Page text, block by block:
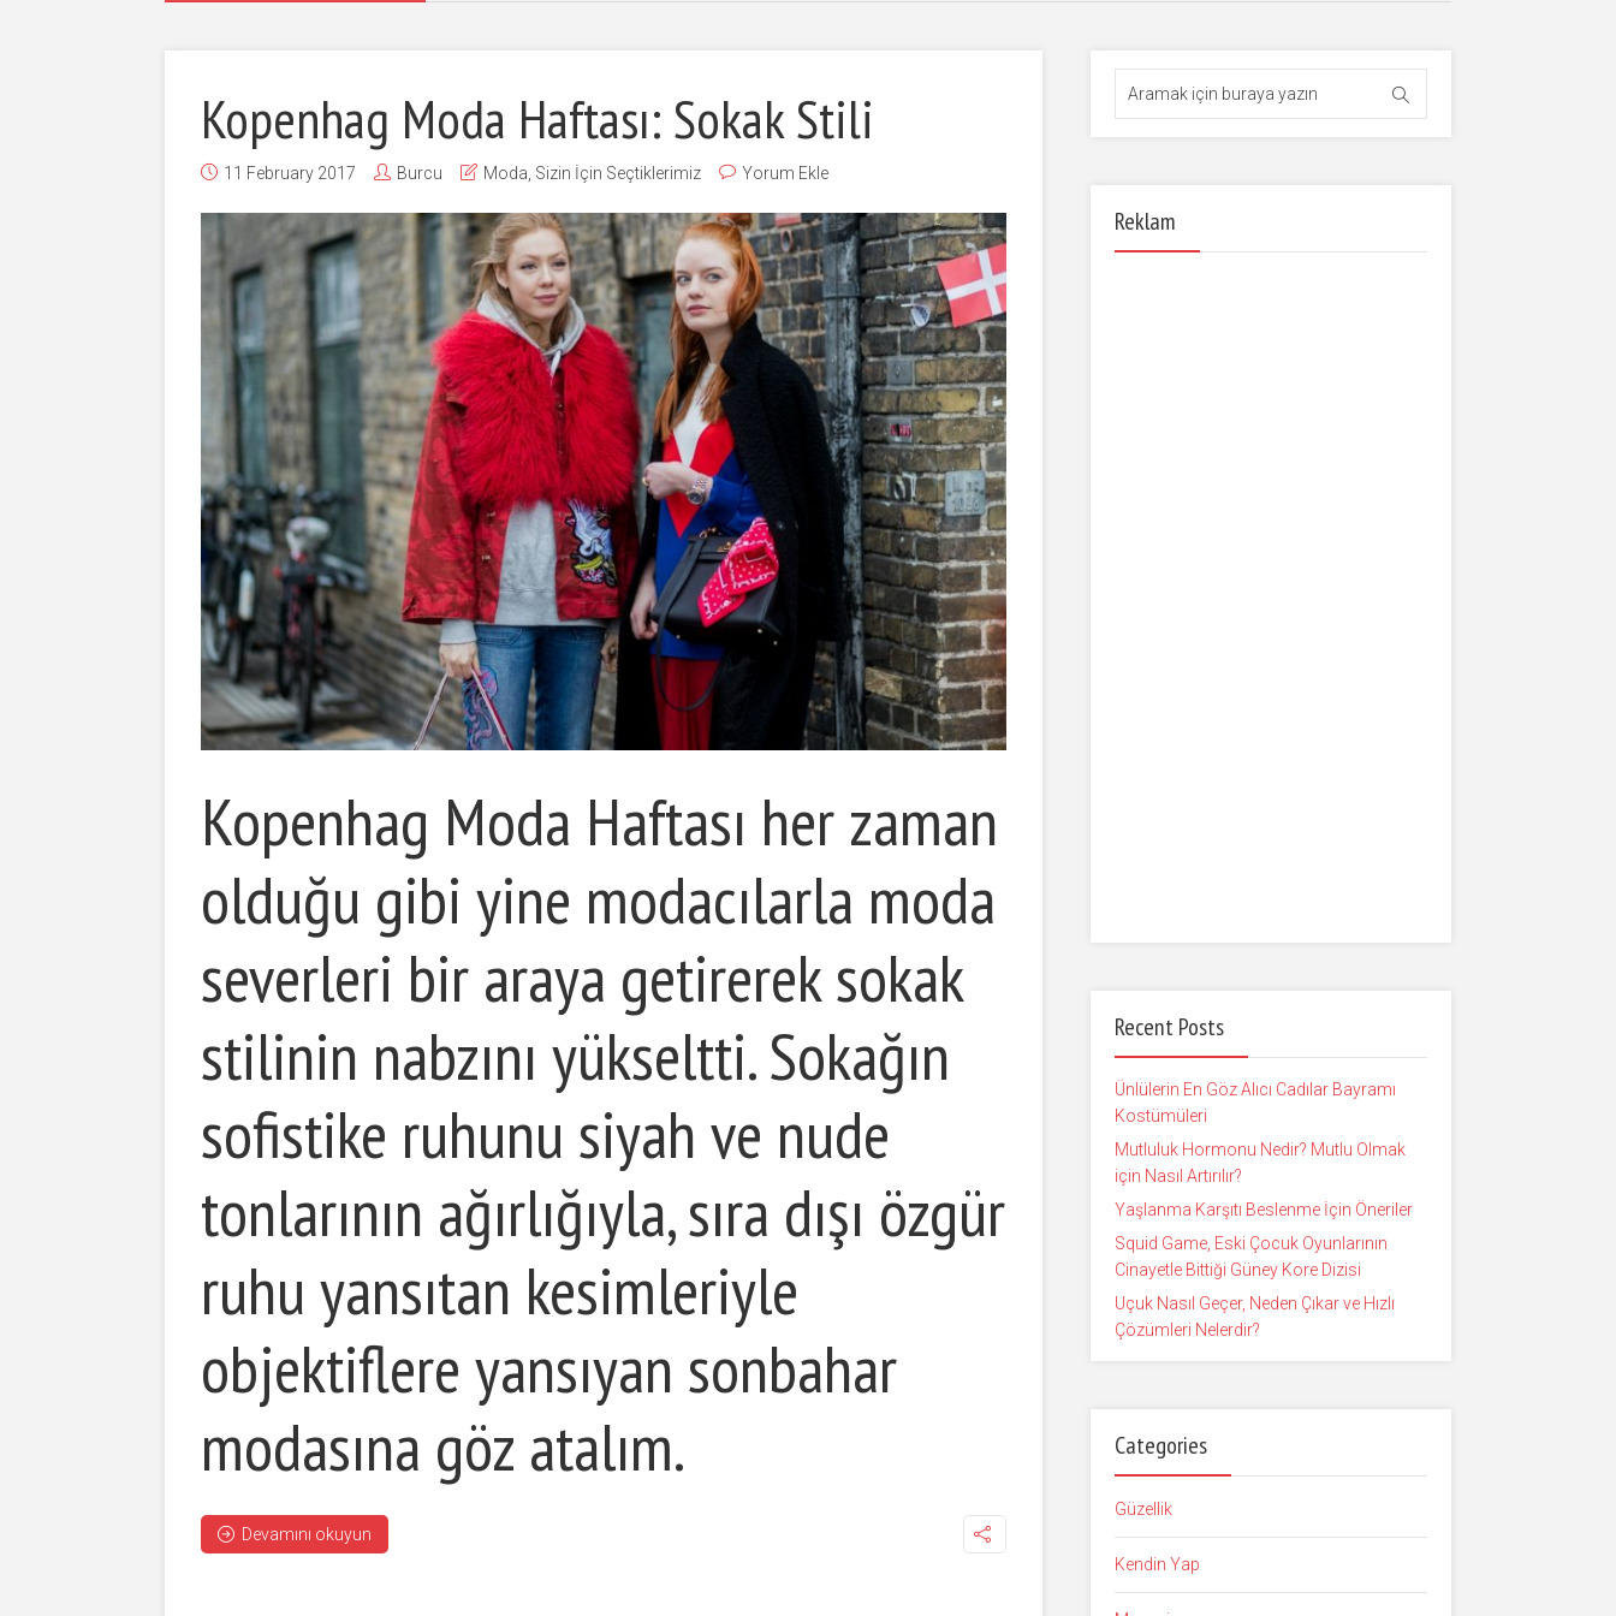
Kopenhag Moda Haftası: Sokak Stili
11 February 2017 Burcu Moda Sizin İçin Seçtiklerimiz Yorum Ekle
Kopenhag Moda Haftası her zaman
olduğu gibi yine modacılarla moda
severleri bir araya getirerek sokak
stilinin nabzını yükseltti. Sokağın
sofistike ruhunu siyah ve nude
tonlarının ağırlığıyla, sıra dışı özgür
ruhu yansıtan kesimleriyle
objektiflere yansıyan sonbahar
modasına göz atalım.
Devamını okuyun
Reklam
Recent Posts
Ünlülerin En Göz Alıcı Cadılar Bayramı
Kostümüleri
Mutluluk Hormonu Nedir? Mutlu Olmak
için Nasıl Artırılır?
Yaşlanma Karşıtı Beslenme İçin Öneriler
Squid Game, Eski Çocuk Oyunlarının
Cinayetle Bittiği Güney Kore Dizisi
Uçuk Nasıl Geçer, Neden Çıkar ve Hızlı
Çözümleri Nelerdir?
Categories
Güzellik
Kendin Yap